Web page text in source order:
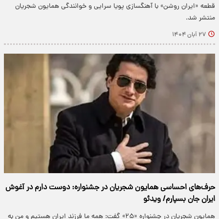
قطعه «ایران روشن» با آهنگسازی پویا سرایی و خوانندگی همایون شجریان
منتشر شد.
۲۷ آبان ۱۴۰۴
حرف‌های احساسی همایون شجریان در جشنواره: دوست دارم در آغوش
ایران جان بسپارم/ ویدئو
همایون شجریان در جشنواره «۲۵» گفت: همه‌ ما فرزند ایران هستیم و من به